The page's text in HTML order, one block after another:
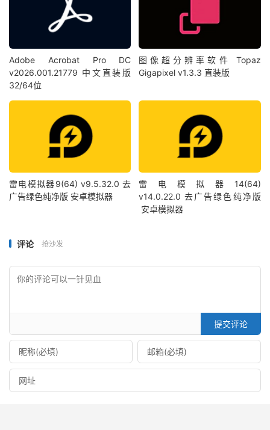
Adobe Acrobat Pro DC
v2026.001.21779 中文直装版
32/64位
图像超分辨率软件 Topaz
Gigapixel v1.3.3 直装版
雷电模拟器9(64) v9.5.32.0 去
广告绿色纯净版 安卓模拟器
雷电模拟器14(64)
v14.0.22.0 去广告绿色纯净版
安卓模拟器
评论 抢沙发
提交评论